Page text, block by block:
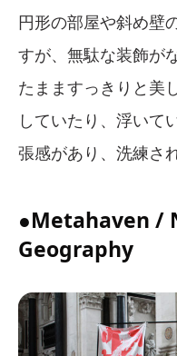
円形の部屋や斜め壁
すが、無駄な装飾が
たまますっきりと美
していたり、浮いて
張感があり、洗練さ
●Metahaven /
Geography